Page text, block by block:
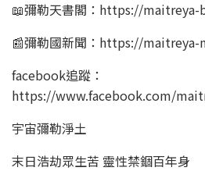
📖彌勒天書閣：https://
📰彌勒國新聞：https://maitreya-
facebook追蹤：
https://www.facebook.com/
宇宙彌勒淨土
末日浩劫眾生苦 靈性禁錮百年身